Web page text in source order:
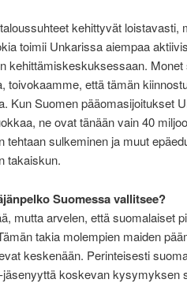
kehittyvät loistavasti,
toimii Unkarissa aiempaa
kehittämiskeskuksessaan.
toivokaamme, että tämän
Kun Suomen pääomasijoitukset
ne ovat tänään vain 40
tehtaan sulkeminen ja muut
takaiskun.
Suomessa vallitsee?
mutta arvelen, että suomalaiset
takia molempien maiden
keskenään. Perinteisesti
koskevan kysymyksen